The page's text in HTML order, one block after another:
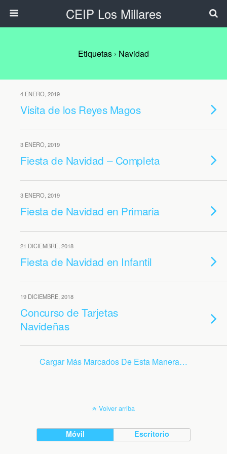
CEIP Los Millares
Etiquetas › Navidad
4 ENERO, 2019
Visita de los Reyes Magos
3 ENERO, 2019
Fiesta de Navidad – Completa
3 ENERO, 2019
Fiesta de Navidad en Primaria
21 DICIEMBRE, 2018
Fiesta de Navidad en Infantil
19 DICIEMBRE, 2018
Concurso de Tarjetas
Navideñas
Cargar Más Marcados De Esta Manera…
Volver arriba
Móvil Escritorio